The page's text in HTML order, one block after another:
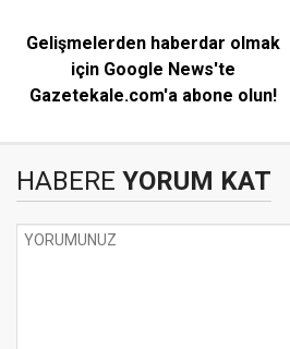
Gelişmelerden haberdar olmak
için Google News'te
Gazetekale.com'a abone olun!
HABERE YORUM KAT